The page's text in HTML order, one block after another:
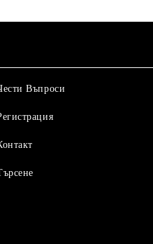
Въпроси